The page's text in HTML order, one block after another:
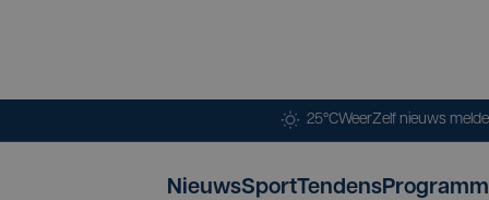
25°CWeerZelf nieuws
NieuwsSportTendens